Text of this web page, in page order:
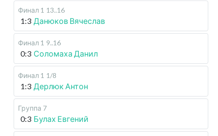
Финал 1 13..16
1:3 Данюков Вячеслав
Финал 1 9..16
0:3 Соломаха Данил
Финал 1 1/8
1:3 Дерлюк Антон
Группа 7
0:3 Булах Евгений